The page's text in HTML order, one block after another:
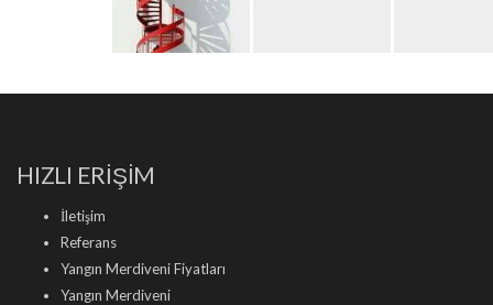
HIZLI ERİŞİM
İletişim
Referans
Yangın Merdiveni Fiyatları
Yangın Merdiveni